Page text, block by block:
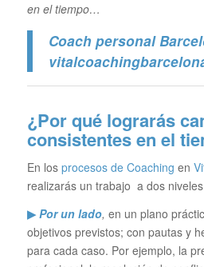
en el tiempo…
Coach personal
¿Por qué lograrás
consistentes en el
En los procesos de Coaching en
realizarás un trabajo a dos
▶Por un lado, en un plano
objetivos previstos; con pautas y
para cada caso. Por ejemplo, la